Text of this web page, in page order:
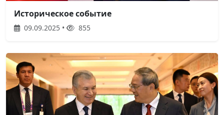
Историческое событие
09.09.2025 • 855